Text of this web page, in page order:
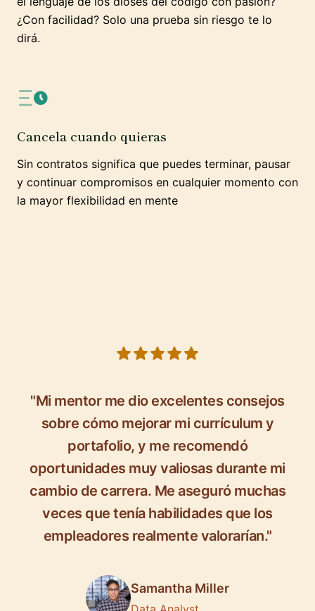
¿Con facilidad? Solo una prueba sin riesgo te lo
dirá.
Cancela cuando quieras
Sin contratos significa que puedes terminar, pausar
y continuar compromisos en cualquier momento con
la mayor flexibilidad en mente
"Mi mentor me dio excelentes consejos
sobre cómo mejorar mi currículum y
portafolio, y me recomendó
oportunidades muy valiosas durante mi
cambio de carrera. Me aseguró muchas
veces que tenía habilidades que los
empleadores realmente valorarían."
Samantha Miller